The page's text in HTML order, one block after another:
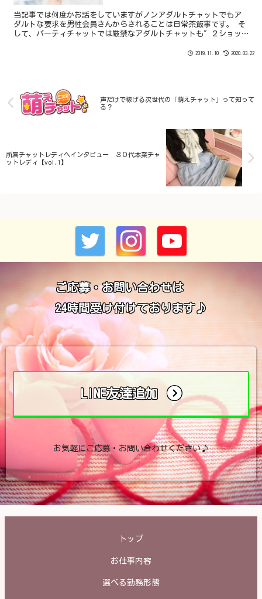
当記事では何度かお話をしていますがノンアダルトチャットでもア
ダルトな要求を男性会員さんからされることは日常茶飯事です。 そ
して、パーティチャットでは厳禁なアダルトチャットも″２ショッ
2019.11.10 2020.03.22
声だけで稼げる次世代の「萌えチャット」って知って
る？
所属チャットレディへインタビュー ３０代本業チャ
ットレディ【vol.1】
ご応募・お問い合わせは
24時間受け付けております♪
LINE友達追加
お気軽にご応募・お問い合わせください♪
トップ
お仕事内容
選べる勤務形態